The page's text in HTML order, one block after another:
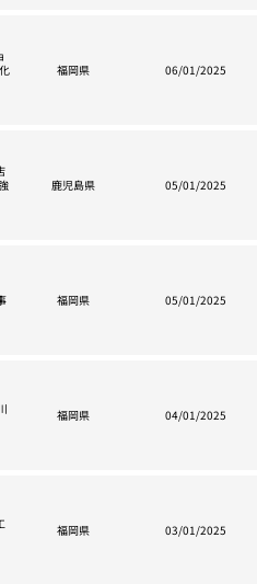
福岡県 06/01/2025
鹿児島県 05/01/2025
福岡県 05/01/2025
福岡県 04/01/2025
福岡県 03/01/2025